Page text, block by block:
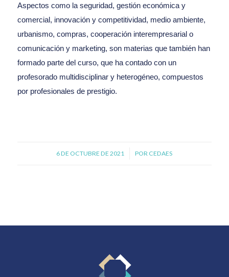
Aspectos como la seguridad, gestión económica y
comercial, innovación y competitividad, medio ambiente,
urbanismo, compras, cooperación interempresarial o
comunicación y marketing, son materias que también han
formado parte del curso, que ha contado con un
profesorado multidisciplinar y heterogéneo, compuestos
por profesionales de prestigio.
6 DE OCTUBRE DE 2021
/ POR CEDAES